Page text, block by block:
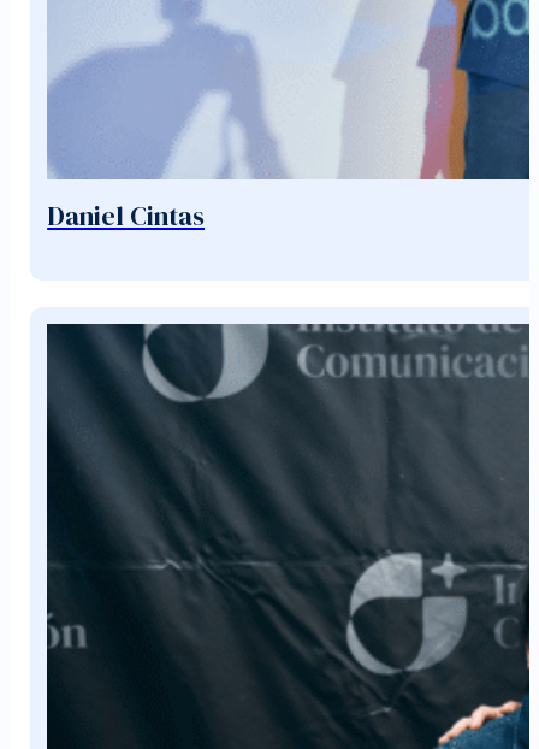
Daniel Cintas